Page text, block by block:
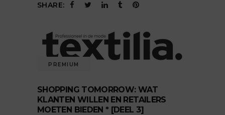
SHARE:
PREMIUM
SHOPPING TOMORROW: WAT
KLANTEN WILLEN EN RETAILERS
MOETEN BIEDEN * [DEEL 3]